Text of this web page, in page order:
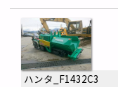
ハンタ_F1432C3